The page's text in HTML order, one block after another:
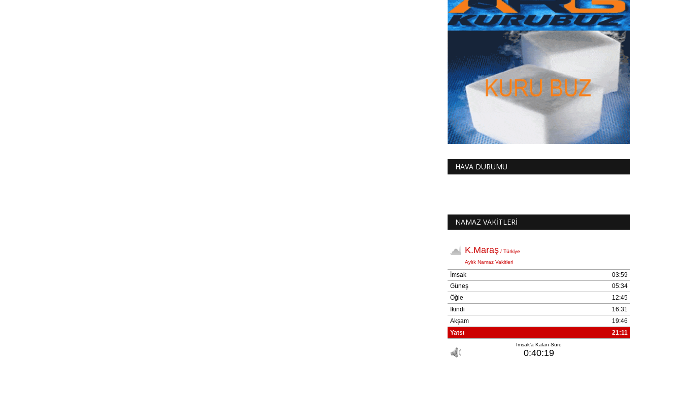
HAVA DURUMU
NAMAZ VAKİTLERİ